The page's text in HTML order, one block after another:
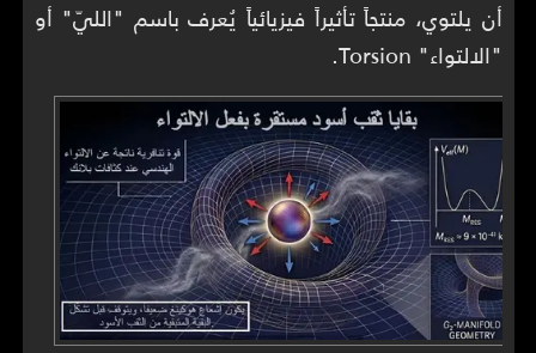
أن يلتوي، منتجاً تأثيراً فيزيائياً يُعرف باسم "الليّ" أو
"الالتواء" Torsion.